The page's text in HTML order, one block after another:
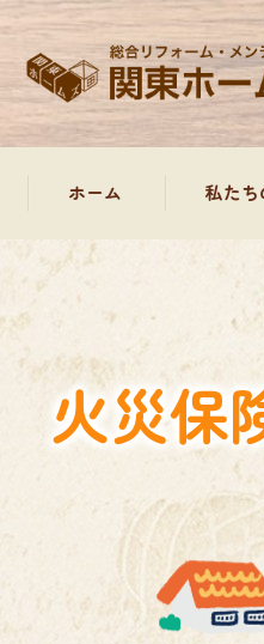
ホーム 私たち
火災保